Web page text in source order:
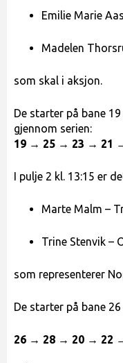
Emilie Marie
Madelen
som skal i aksjon.
De starter på bane
gjennom serien:
19 → 25 → 23 → 21
I pulje 2 kl. 13:15 er
Marte Malm –
Trine Stenvik –
som representerer
De starter på bane
26 → 28 → 20 → 22